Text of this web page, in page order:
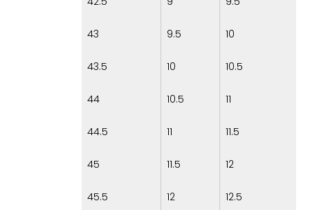
43 9.5 10
43.5 10 10.5
44 10.5 11
44.5 11 11.5
45 11.5 12
45.5 12 12.5